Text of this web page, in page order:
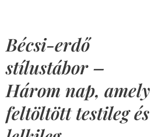
Bécsi-erdő
stílustábor –
Három nap, amely
feltöltött testileg és